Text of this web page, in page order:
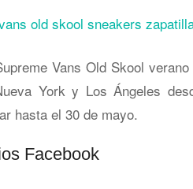
Vans Old Skool
York y Los Ángeles
hasta el 30 de mayo.
Facebook